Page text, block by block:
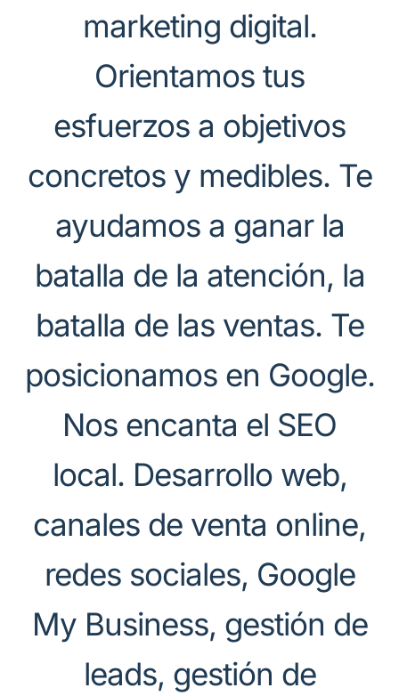
marketing digital.
Orientamos tus
esfuerzos a objetivos
concretos y medibles. Te
ayudamos a ganar la
batalla de la atención, la
batalla de las ventas. Te
posicionamos en Google.
Nos encanta el SEO
local. Desarrollo web,
canales de venta online,
redes sociales, Google
My Business, gestión de
leads, gestión de